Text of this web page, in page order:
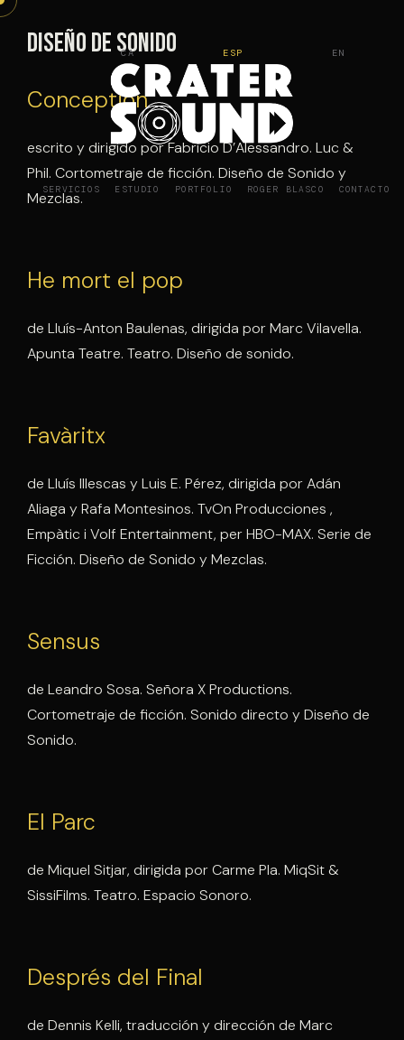
Saltar
SERVICIOS ESTUDIO PORTFOLIO ROGER BLASCO CONTACTO
CA ESP EN
Diseño de sonido
Conception
escrito y dirigido por Fabricio D’Alessandro. Luc &
Phil. Cortometraje de ficción. Diseño de Sonido y
Mezclas.
He mort el pop
de Lluís-Anton Baulenas, dirigida por Marc Vilavella.
Apunta Teatre. Teatro. Diseño de sonido.
Favàritx
de Lluís Illescas y Luis E. Pérez, dirigida por Adán
Aliaga y Rafa Montesinos. TvOn Producciones ,
Empàtic i Volf Entertainment, per HBO-MAX. Serie de
Ficción. Diseño de Sonido y Mezclas.
Sensus
de Leandro Sosa. Señora X Productions.
Cortometraje de ficción. Sonido directo y Diseño de
Sonido.
El Parc
de Miquel Sitjar, dirigida por Carme Pla. MiqSit &
SissiFilms. Teatro. Espacio Sonoro.
Després del Final
de Dennis Kelli, traducción y dirección de Marc